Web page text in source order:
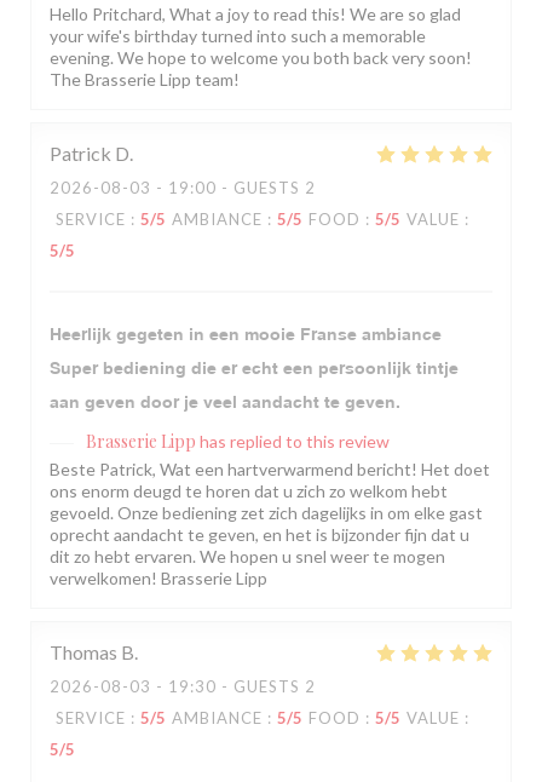
Hello Pritchard, What a joy to read this! We are so glad
your wife's birthday turned into such a memorable
evening. We hope to welcome you both back very soon!
The Brasserie Lipp team!
Patrick D
2026-08-03 - 19:00 - GUESTS 2
SERVICE : 5/5 AMBIANCE : 5/5 FOOD : 5/5 VALUE :
5/5
Heerlijk gegeten in een mooie Franse ambiance
Super bediening die er echt een persoonlijk tintje
aan geven door je veel aandacht te geven.
Brasserie Lipp has replied to this review
Beste Patrick, Wat een hartverwarmend bericht! Het doet
ons enorm deugd te horen dat u zich zo welkom hebt
gevoeld. Onze bediening zet zich dagelijks in om elke gast
oprecht aandacht te geven, en het is bijzonder fijn dat u
dit zo hebt ervaren. We hopen u snel weer te mogen
verwelkomen! Brasserie Lipp
Thomas B
2026-08-03 - 19:30 - GUESTS 2
SERVICE : 5/5 AMBIANCE : 5/5 FOOD : 5/5 VALUE :
5/5